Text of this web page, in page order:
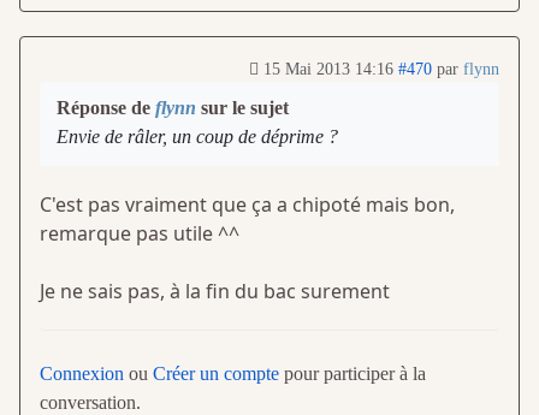
15 Mai 2013 14:16 #470 par flynn
Réponse de flynn sur le sujet
Envie de râler, un coup de déprime ?
C'est pas vraiment que ça a chipoté mais bon,
remarque pas utile ^^
Je ne sais pas, à la fin du bac surement
Connexion ou Créer un compte pour participer à la
conversation.